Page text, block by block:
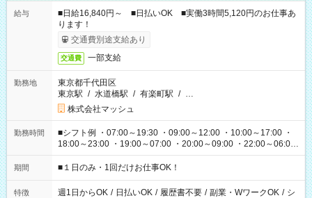
給与
■日給16,840円～ ■日払いOK ■実働3時間5,120円のお仕事あ
ります！
交通費別途支給あり
交通費 一部支給
勤務地
東京都千代田区
東京駅 / 水道橋駅 / 有楽町駅 / …
株式会社マッシュ
勤務時間
■シフト例 ・07:00～19:30 ・09:00～12:00 ・10:00～17:00 ・
18:00～23:00 ・19:00～07:00 ・20:00～09:00 ・22:00～06:00
etc ★最短で3時間で5,120円のお仕事から 15時間で2万円近く稼
げるお仕事も！ ご希望のお時間に合わせてご紹介！ ※シフトは
ください！
期間 ■１日のみ・1回だけお仕事OK！
特徴 週1日からOK / 日払いOK / 履歴書不要 / 副業・WワークOK / シ